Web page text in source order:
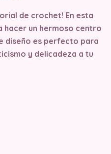
de crochet! En esta
hacer un hermoso centro
diseño es perfecto para
y delicadeza a tu